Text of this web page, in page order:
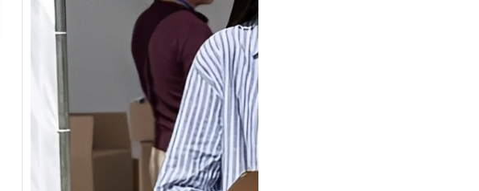
Tik Tok Buat
Jualan, Gimana
Strateginya ?
Baca Juga Cara
Berjualan Di Tiktokshop
TikTok menjadi tempat